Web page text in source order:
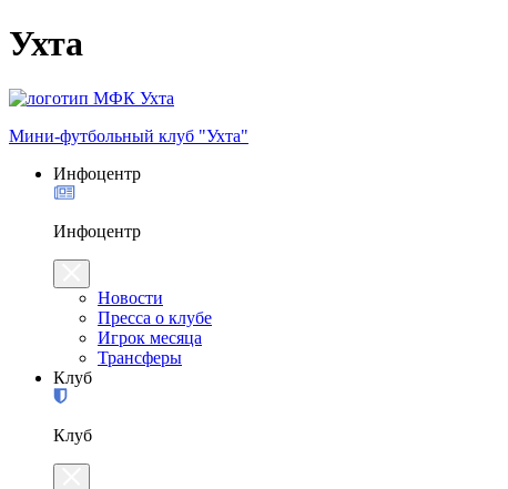
Ухта
Мини-футбольный клуб "Ухта"
Инфоцентр
Инфоцентр
Новости
Пресса о клубе
Игрок месяца
Трансферы
Клуб
Клуб